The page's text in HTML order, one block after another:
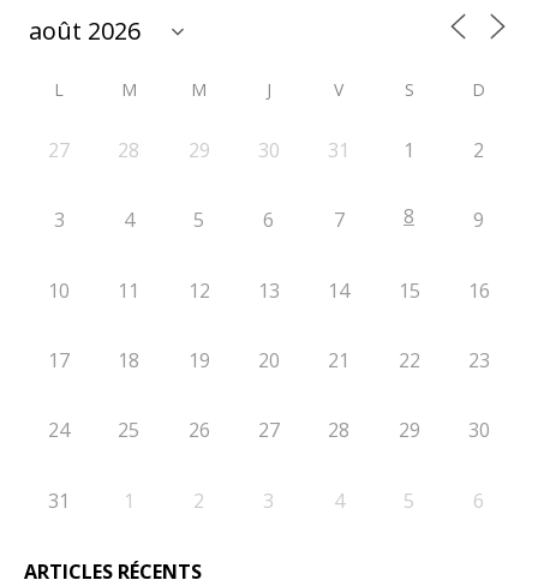
L M M J V S D
27 28 29 30 31 1 2
3 4 5 6 7 8 9
10 11 12 13 14 15 16
17 18 19 20 21 22 23
24 25 26 27 28 29 30
31 1 2 3 4 5 6
ARTICLES RÉCENTS